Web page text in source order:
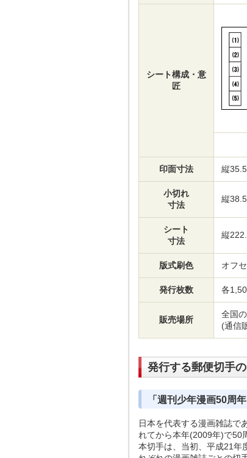
シート構成・意
匠
印面寸法 縦
小切れ
寸法
縦
シート
寸法
縦
版式刷色 オフ
発行枚数 各
販売場所
全国
(通信
発行する郵便切手
「週刊少年漫画50周
日本を代表する漫画雑誌で
れてから本年(2009年)で50
本切手は、当初、平成21年